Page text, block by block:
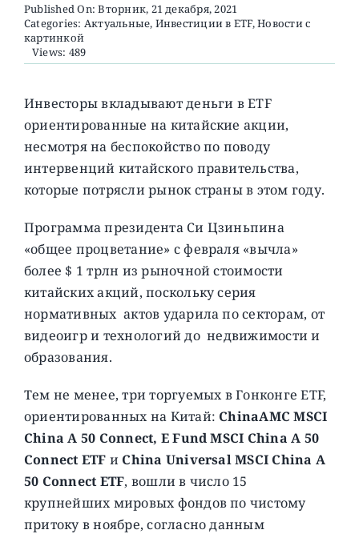
О ПРОЕКТЕ
Published On: Вторник, 21 декабря, 2021
Categories: Актуальные, Инвестиции в ETF,Новости с
картинкой
Views: 489
Инвесторы вкладывают деньги в ETF
ориентированные на китайские акции,
несмотря на беспокойство по поводу
интервенций китайского правительства,
которые потрясли рынок страны в этом году.
Программа президента Си Цзиньпина
«общее процветание» с февраля «вычла»
более $ 1 трлн из рыночной стоимости
китайских акций, поскольку серия
нормативных актов ударила по секторам, от
видеоигр и технологий до недвижимости и
образования.
Тем не менее, три торгуемых в Гонконге ETF,
ориентированных на Китай: ChinaAMC MSCI
China A 50 Connect, E Fund MSCI China A 50
Connect ETF и China Universal MSCI China A
50 Connect ETF, вошли в число 15
крупнейших мировых фондов по чистому
притоку в ноябре, согласно данным